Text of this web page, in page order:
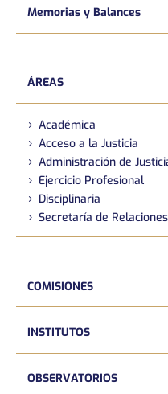
Memorias y Balances
ÁREAS
Académica
Acceso a la Justicia
Administración de
Ejercicio Profesional
Disciplinaria
Secretaría de
COMISIONES
INSTITUTOS
OBSERVATORIOS